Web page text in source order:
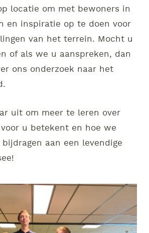
locatie om met bewoners in
en inspiratie op te doen voor
van het terrein. Mocht u
of als we u aanspreken, dan
ons onderzoek naar het
uit om meer te leren over
u betekent en hoe we
aan een levendige